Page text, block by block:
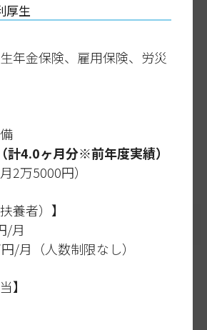
厚生
年金保険、雇用保険、労災
計4.0ヶ月分※前年度実績）
2万5000円）
養者）】
/月
/月（人数制限なし）
】